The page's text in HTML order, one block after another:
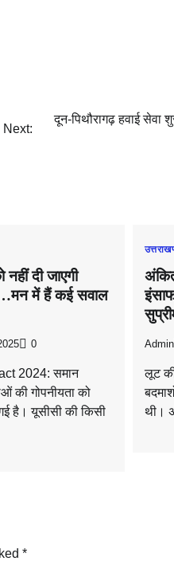
Next:
दून-पिथौरागढ़ हवाई
दी जाएगी
में हैं कई सवाल
0
2024: समान
की गोपनीयता को
है। यूसीसी की किसी
Admin
लूट
थी।
*